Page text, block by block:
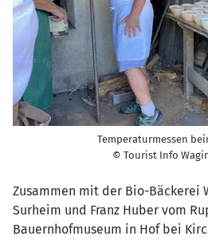
Temperaturmessen
© Tourist Info
Zusammen mit der Bio-Bäckerei
Surheim und Franz Huber vom
Bauernhofmuseum in Hof bei